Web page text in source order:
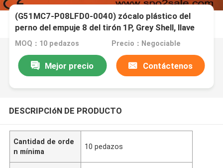
(G51MC7-P08LFD0-0040) zócalo plástico del
perno del empuje 8 del tirón 1P, Grey Shell, llave
amarilla, dual 60
MOQ：10 pedazos Precio：Negociable
Mejor precio Contáctenos
DESCRIPCIóN DE PRODUCTO
Cantidad de orde
n mínima
10 pedazos